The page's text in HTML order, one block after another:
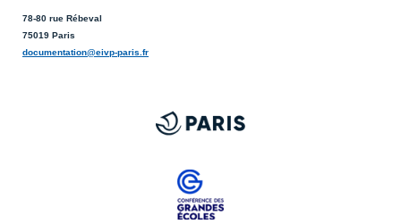
78-80 rue Rébeval
75019 Paris
documentation@eivp-paris.fr